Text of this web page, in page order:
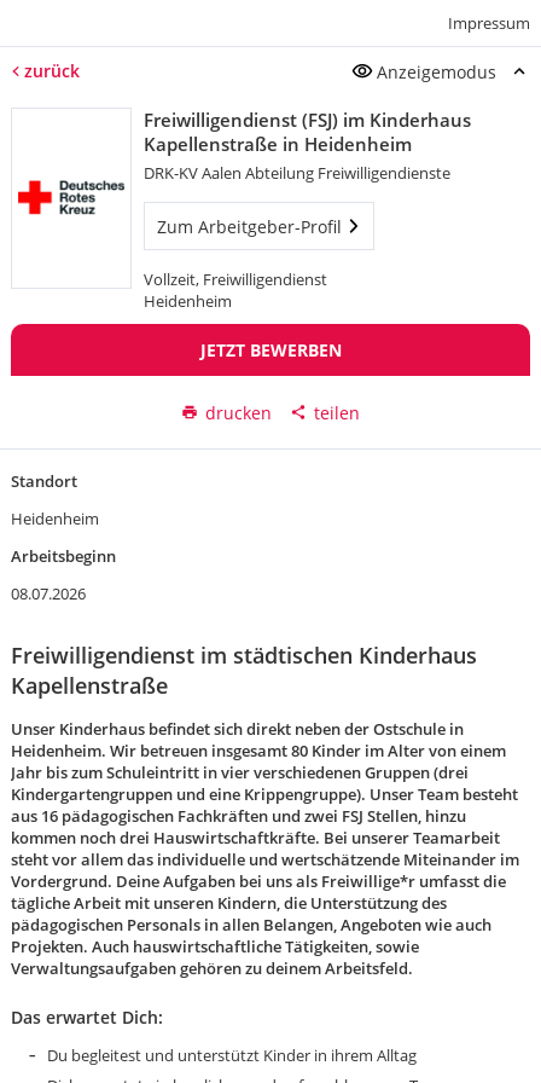
Impressum
zurück Anzeigemodus
Freiwilligendienst (FSJ) im Kinderhaus
Kapellenstraße in Heidenheim
DRK-KV Aalen Abteilung Freiwilligendienste
Zum Arbeitgeber-Profil
Vollzeit, Freiwilligendienst
Heidenheim
JETZT BEWERBEN
drucken teilen
Standort
Heidenheim
Arbeitsbeginn
08.07.2026
Freiwilligendienst im städtischen Kinderhaus
Kapellenstraße
Unser Kinderhaus befindet sich direkt neben der Ostschule in
Heidenheim. Wir betreuen insgesamt 80 Kinder im Alter von einem
Jahr bis zum Schuleintritt in vier verschiedenen Gruppen (drei
Kindergartengruppen und eine Krippengruppe). Unser Team besteht
aus 16 pädagogischen Fachkräften und zwei FSJ Stellen, hinzu
kommen noch drei Hauswirtschaftkräfte. Bei unserer Teamarbeit
steht vor allem das individuelle und wertschätzende Miteinander im
Vordergrund. Deine Aufgaben bei uns als Freiwillige*r umfasst die
tägliche Arbeit mit unseren Kindern, die Unterstützung des
pädagogischen Personals in allen Belangen, Angeboten wie auch
Projekten. Auch hauswirtschaftliche Tätigkeiten, sowie
Verwaltungsaufgaben gehören zu deinem Arbeitsfeld.
Das erwartet Dich:
Du begleitest und unterstützt Kinder in ihrem Alltag